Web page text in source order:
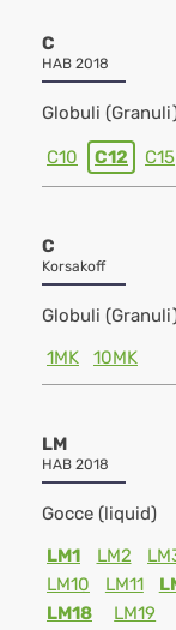
C
HAB 2018
Globuli
C10 C12 C15
C
Korsakoff
Globuli
1MK
10MK
LM
HAB 2018
Gocce (liquid)
LM1
LM2
LM10
LM11
LM18
LM19